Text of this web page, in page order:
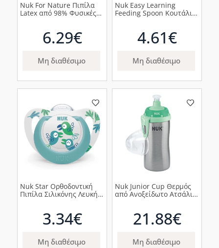
Nuk For Nature Πιπίλα
Latex από 98% Φυσικές
6.29€
Μη διαθέσιμο
Nuk Easy Learning
Feeding Spoon Κουτάλι
4.61€
Μη διαθέσιμο
Nuk Star Ορθοδοντική
Πιπίλα Σιλικόνης Λευκή
3.34€
Μη διαθέσιμο
Nuk Junior Cup Θερμός
από Ανοξείδωτο Ατσάλι
21.88€
Μη διαθέσιμο